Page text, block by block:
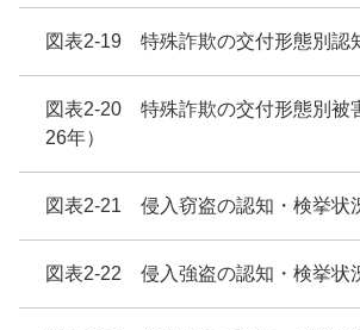
図表2-19 特殊詐欺の交付形態別認
図表2-20 特殊詐欺の交付形態別被
26年）
図表2-21 侵入窃盗の認知・検挙状
図表2-22 侵入強盗の認知・検挙状